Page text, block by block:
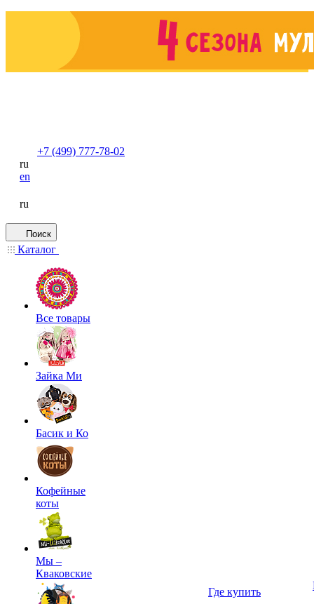
+7 (499) 777-78-02
ru
en
ru
Поиск
Каталог
Все товары
Зайка Ми
Басик и Ко
Кофейные
коты
Мы –
Кваковские
Где купить